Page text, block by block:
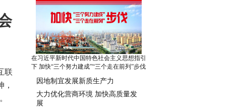
联
在习近平新时代中国特色社会主义思想指引
下 加快“三个努力建成”“三个走在前列”步伐
因地制宜发展新质生产力
大力优化营商环境 加快高质量发
展